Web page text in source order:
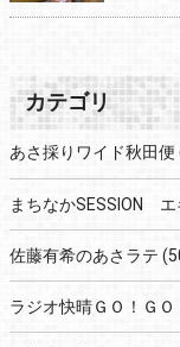
カテゴリ
あさ採りワイド秋田便
まちなかSESSION エ
佐藤有希のあさラテ
ラジオ快晴ＧＯ！ＧＯ